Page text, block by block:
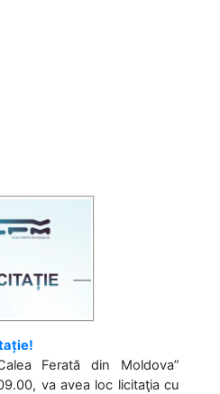
Ferată din Moldova”
va avea loc licitaţia cu